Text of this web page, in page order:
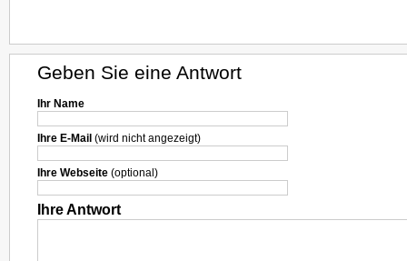
Geben Sie eine Antwort
Ihr Name
Ihre E-Mail (wird nicht angezeigt)
Ihre Webseite (optional)
Ihre Antwort